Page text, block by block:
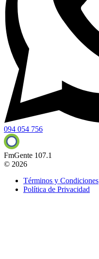
094 054 756
FmGente 107.1
© 2026
Términos y Condiciones
Política de Privacidad